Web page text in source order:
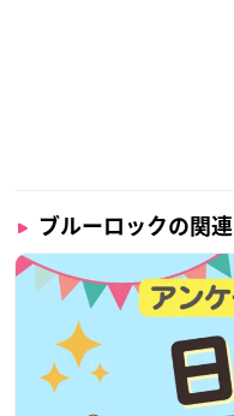
ブルーロックの関